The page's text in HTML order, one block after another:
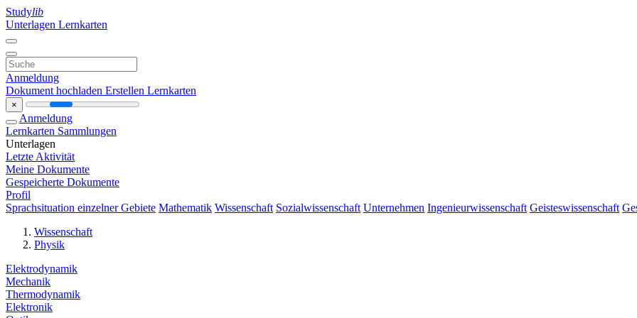
Studylib
Unterlagen Lernkarten
Anmeldung
Dokument hochladen Erstellen Lernkarten
×
Anmeldung
Lernkarten Sammlungen
Unterlagen
Letzte Aktivität
Meine Dokumente
Gespeicherte Dokumente
Profil
Sprachsituation einzelner Gebiete Mathematik Wissenschaft Sozialwissenschaft Unternehmen Ingenieurwissenschaft Geisteswissenschaft
Wissenschaft
Physik
Elektrodynamik
Mechanik
Thermodynamik
Elektronik